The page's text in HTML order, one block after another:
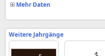
Mehr Daten
Weitere Jahrgänge